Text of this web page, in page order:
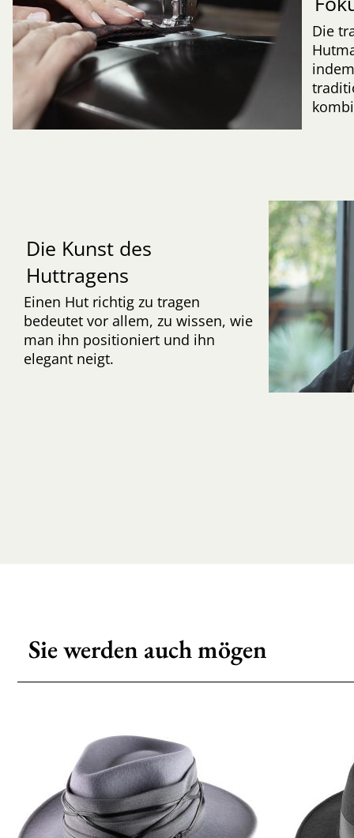
Die
Die Kunst des
Huttragens
Einen Hut richtig zu tragen
bedeutet vor allem, zu wissen, wie
man ihn positioniert und ihn
elegant neigt.
Sie werden auch mögen